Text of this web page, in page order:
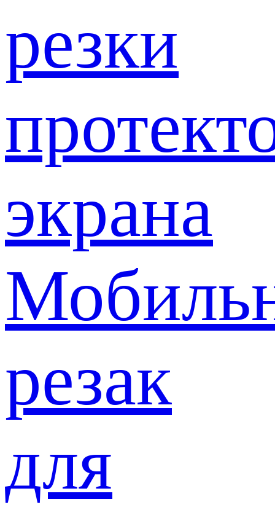
резки
экрана
резак
для